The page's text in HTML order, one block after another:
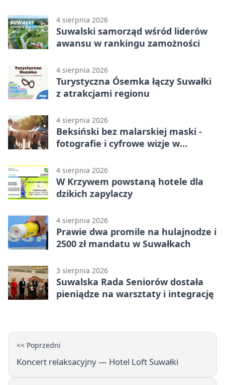
4 sierpnia 2026
Suwalski samorząd wśród liderów
awansu w rankingu zamożności
4 sierpnia 2026
Turystyczna Ósemka łączy Suwałki
z atrakcjami regionu
4 sierpnia 2026
Beksiński bez malarskiej maski -
fotografie i cyfrowe wizje w
4 sierpnia 2026
W Krzywem powstaną hotele dla
dzikich zapylaczy
4 sierpnia 2026
Prawie dwa promile na hulajnodze i
2500 zł mandatu w Suwałkach
3 sierpnia 2026
Suwalska Rada Seniorów dostała
pieniądze na warsztaty i integrację
<< Poprzedni
Koncert relaksacyjny — Hotel Loft Suwałki